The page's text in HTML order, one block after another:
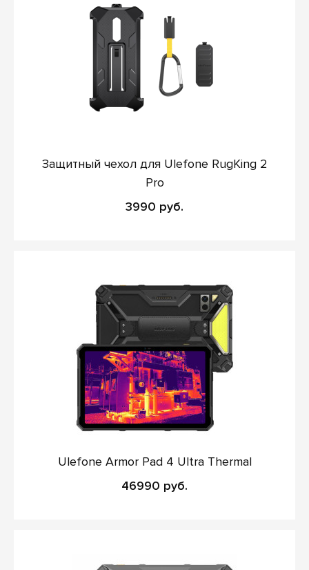
Защитный чехол для Ulefone RugKing 2
Pro
3990 руб.
Ulefone Armor Pad 4 Ultra Thermal
46990 руб.